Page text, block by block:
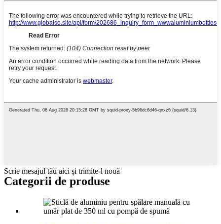
Scrie mesajul tău aici și trimite-l nouă
Categorii de produse